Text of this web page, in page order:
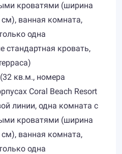
кроватями (ширина
ванная комната,
одна
стандартная кровать,
(32 кв.м., номера
Coral Beach Resort
линии, одна комната с
кроватями (ширина
ванная комната,
одна